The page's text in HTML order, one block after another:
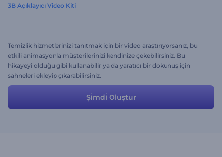
3B Açıklayıcı Video Kiti
Temizlik hizmetlerinizi tanıtmak için bir video araştırıyorsanız, bu
etkili animasyonla müşterilerinizi kendinize çekebilirsiniz. Bu
hikayeyi olduğu gibi kullanabilir ya da yaratıcı bir dokunuş için
sahneleri ekleyip çıkarabilirsiniz.
Şi̇mdi̇ Oluştur